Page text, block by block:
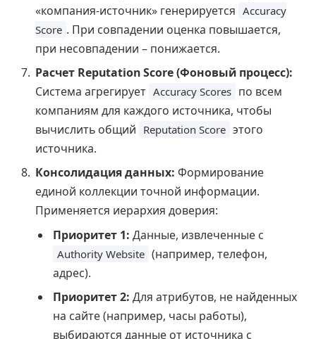
«компания-источник» генерируется Accuracy
Score . При совпадении оценка повышается,
при несовпадении – понижается.
Расчет Reputation Score (Фоновый процесс):
Система агрегирует Accuracy Scores по всем
компаниям для каждого источника, чтобы
вычислить общий Reputation Score этого
источника.
Консолидация данных: Формирование
единой коллекции точной информации.
Применяется иерархия доверия:
Приоритет 1: Данные, извлеченные с
Authority Website (например, телефон,
адрес).
Приоритет 2: Для атрибутов, не найденных
на сайте (например, часы работы),
выбираются данные от источника с